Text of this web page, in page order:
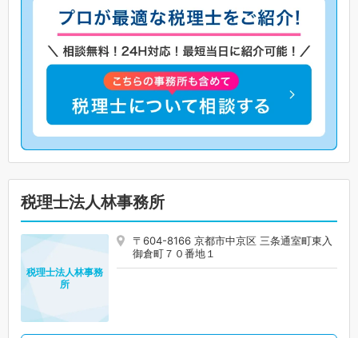
税理士法人林事務所
〒604-8166 京都市中京区 三条通室町東入
御倉町７０番地１
税理士法人林事務
所